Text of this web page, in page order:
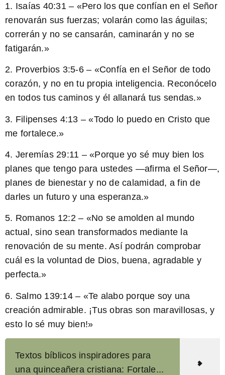
1. Isaías 40:31 – «Pero los que confían en el Señor
renovarán sus fuerzas; volarán como las águilas;
correrán y no se cansarán, caminarán y no se
fatigarán.»
2. Proverbios 3:5-6 – «Confía en el Señor de todo
corazón, y no en tu propia inteligencia. Reconócelo
en todos tus caminos y él allanará tus sendas.»
3. Filipenses 4:13 – «Todo lo puedo en Cristo que
me fortalece.»
4. Jeremías 29:11 – «Porque yo sé muy bien los
planes que tengo para ustedes —afirma el Señor—,
planes de bienestar y no de calamidad, a fin de
darles un futuro y una esperanza.»
5. Romanos 12:2 – «No se amolden al mundo
actual, sino sean transformados mediante la
renovación de su mente. Así podrán comprobar
cuál es la voluntad de Dios, buena, agradable y
perfecta.»
6. Salmo 139:14 – «Te alabo porque soy una
creación admirable. ¡Tus obras son maravillosas, y
esto lo sé muy bien!»
Textos bíblicos inspiradores para
una quinceañera cristiana: Fortale...